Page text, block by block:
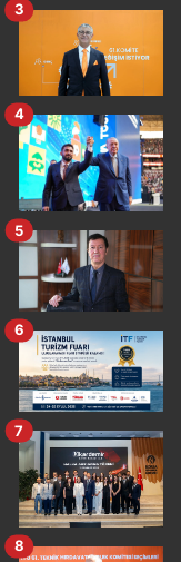
3
4
5
6
7
8